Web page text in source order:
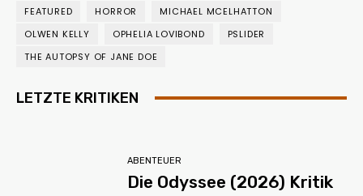
FEATURED
HORROR
MICHAEL MCELHATTON
OLWEN KELLY
OPHELIA LOVIBOND
PSLIDER
THE AUTOPSY OF JANE DOE
LETZTE KRITIKEN
ABENTEUER
Die Odyssee (2026) Kritik